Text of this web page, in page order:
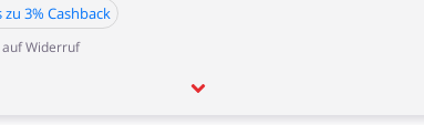
zu 3% Cashback
auf Widerruf